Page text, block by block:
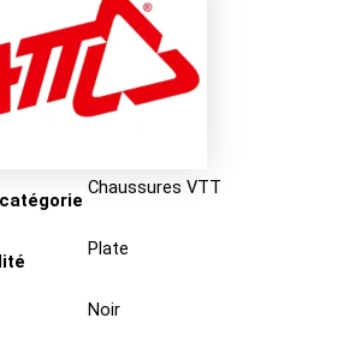
Chaussures VTT
Plate
Noir